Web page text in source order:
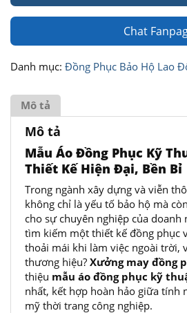
Chat
Danh mục: Đồng Phục Bảo Hộ Lao
Mô tả
Mô tả
Mẫu Áo Đồng Phục Kỹ
Thiết Kế Hiện Đại, Bền Bỉ
Trong ngành xây dựng và viễn
không chỉ là yếu tố bảo hộ mà
cho sự chuyên nghiệp của doanh
tìm kiếm một thiết kế đồng phục
thoải mái khi làm việc ngoài trời,
thương hiệu? Xưởng may đồng
thiệu mẫu áo đồng phục kỹ
nhất, kết hợp hoàn hảo giữa tính
mỹ thời trang công nghiệp.